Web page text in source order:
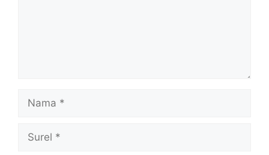
Nama
Surel